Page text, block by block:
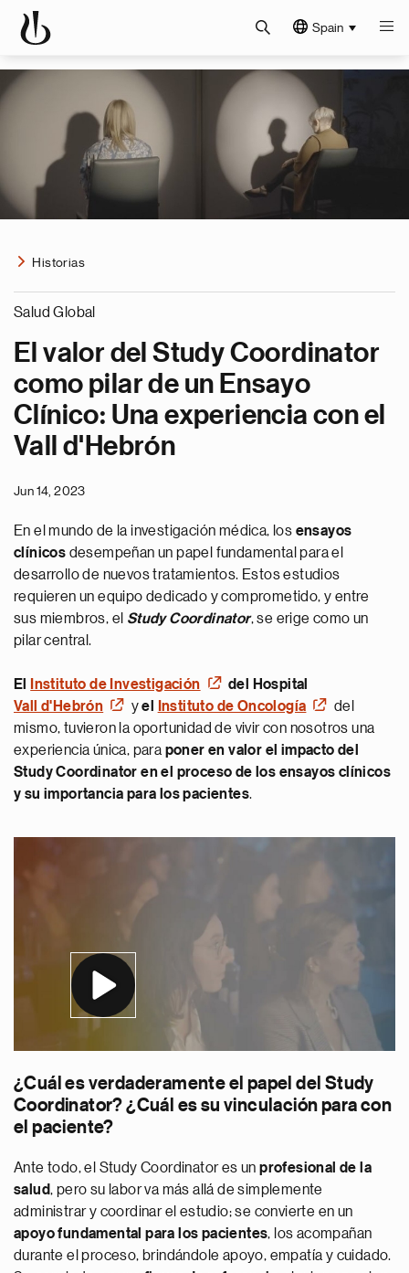
Spain
Historias
Salud Global
El valor del Study Coordinator
como pilar de un Ensayo
Clínico: Una experiencia con el
Vall d'Hebrón
Jun 14, 2023
En el mundo de la investigación médica, los ensayos
clínicos desempeñan un papel fundamental para el
desarrollo de nuevos tratamientos. Estos estudios
requieren un equipo dedicado y comprometido, y entre
sus miembros, el Study Coordinator, se erige como un
pilar central.
El Instituto de Investigación
del Hospital
Vall d'Hebrón
yel Instituto de Oncología
del
mismo, tuvieron la oportunidad de vivir con nosotros una
experiencia única, para poner en valor el impacto del
Study Coordinator en el proceso de los ensayos clínicos
y su importancia para los pacientes.
¿Cuál es verdaderamente el papel del Study
Coordinator? ¿Cuál es su vinculación para con
el paciente?
Ante todo, el Study Coordinator es un profesional de la
salud, pero su labor va más allá de simplemente
administrar y coordinar el estudio; se convierte en un
apoyo fundamental para los pacientes, los acompañan
durante el proceso, brindándole apoyo, empatía y cuidado.